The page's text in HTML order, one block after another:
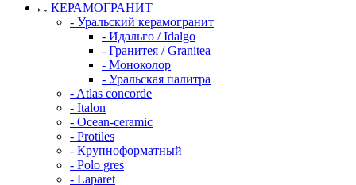
КЕРАМОГРАНИТ
- Уральский керамогранит
- Идальго / Idalgo
- Гранитея / Granitea
- Моноколор
- Уральская палитра
- Atlas concorde
- Italon
- Ocean-ceramic
- Protiles
- Крупноформатный
- Polo gres
- Laparet